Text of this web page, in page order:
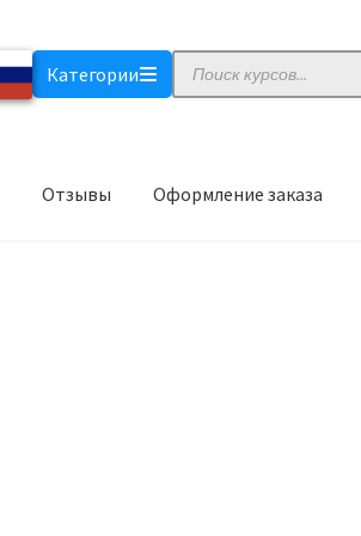
Категории
Поиск
товаров
Отзывы Оформление заказа